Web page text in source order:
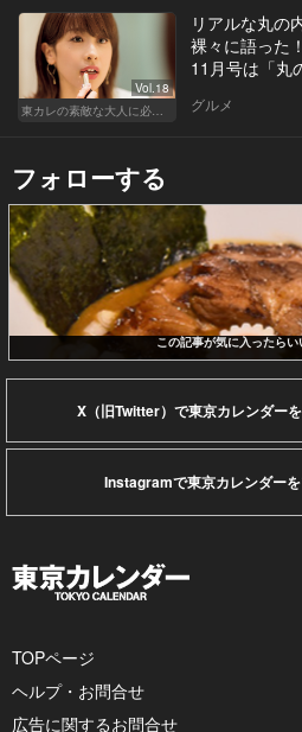
Vol.18
東カレの素敵な大人に必要なこと
リアルな丸の
裸々に語った
11月号は「丸
グルメ
フォローする
この記事が気に入ったらい
X（旧Twitter）で東京カレンダーを
Instagramで東京カレンダー
TOPページ
ヘルプ・お問合せ
広告に関するお問合せ